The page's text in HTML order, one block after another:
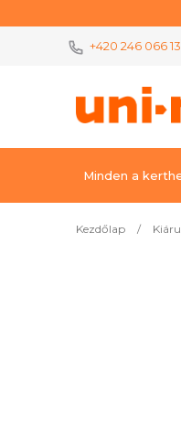
+420 246 066
Minden a
Kezdőlap /